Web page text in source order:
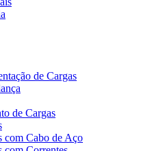
de Cargas
de Cargas
com Cabo de Aço